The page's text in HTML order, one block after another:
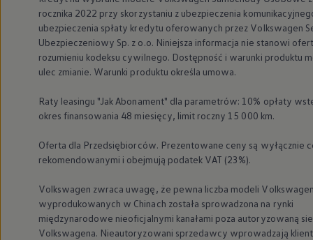
rocznika 2022 przy skorzystaniu z ubezpieczenia
ubezpieczenia spłaty kredytu oferowanych przez Volkswagen
Ubezpieczeniowy Sp. z o.o. Niniejsza informacja nie stanowi
rozumieniu kodeksu cywilnego. Dostępność i warunki produktu
ulec zmianie. Warunki produktu określa umowa.
Raty leasingu "Jak Abonament" dla parametrów: 10% opłaty
okres finansowania 48 miesięcy, limit roczny 15 000 km.
Oferta dla Przedsiębiorców. Prezentowane ceny są wyłącznie
rekomendowanymi i obejmują podatek VAT (23%).
Volkswagen zwraca uwagę, że pewna liczba modeli
wyprodukowanych w Chinach została sprowadzona na rynki
międzynarodowe nieoficjalnymi kanałami poza autoryzowaną
Volkswagena. Nieautoryzowani sprzedawcy wprowadzają